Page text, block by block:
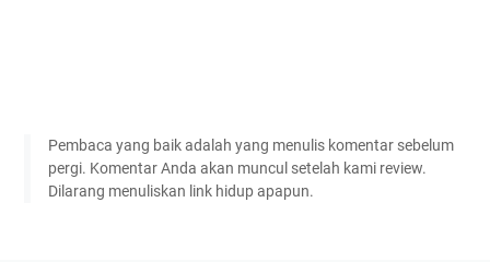
Pembaca yang baik adalah yang menulis komentar sebelum
pergi. Komentar Anda akan muncul setelah kami review.
Dilarang menuliskan link hidup apapun.